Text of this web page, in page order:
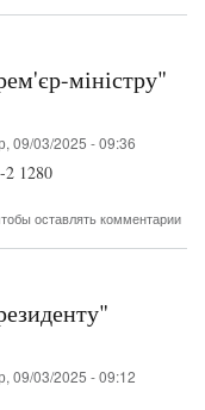
міністру"
09/03/2025 - 09:36
оставлять комментарии
09/03/2025 - 09:12